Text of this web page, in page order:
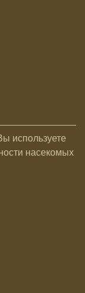
используете
насекомых